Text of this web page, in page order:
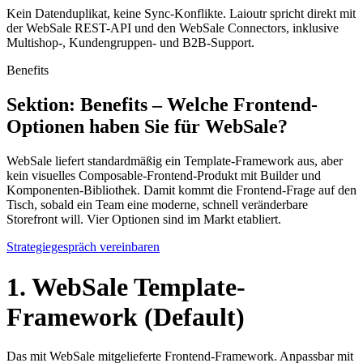
Kein Datenduplikat, keine Sync-Konflikte. Laioutr spricht direkt mit
der WebSale REST-API und den WebSale Connectors, inklusive
Multishop-, Kundengruppen- und B2B-Support.
Benefits
Sektion: Benefits – Welche Frontend-
Optionen haben Sie für WebSale?
WebSale liefert standardmäßig ein Template-Framework aus, aber
kein visuelles Composable-Frontend-Produkt mit Builder und
Komponenten-Bibliothek. Damit kommt die Frontend-Frage auf den
Tisch, sobald ein Team eine moderne, schnell veränderbare
Storefront will. Vier Optionen sind im Markt etabliert.
Strategiegespräch vereinbaren
1. WebSale Template-
Framework (Default)
Das mit WebSale mitgelieferte Frontend-Framework. Anpassbar mit